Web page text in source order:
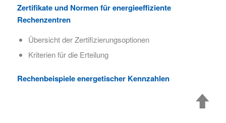
Zertifikate und Normen für energieeffiziente
Rechenzentren
Übersicht der Zertifizierungsoptionen
Kriterien für die Erteilung
Rechenbeispiele energetischer Kennzahlen